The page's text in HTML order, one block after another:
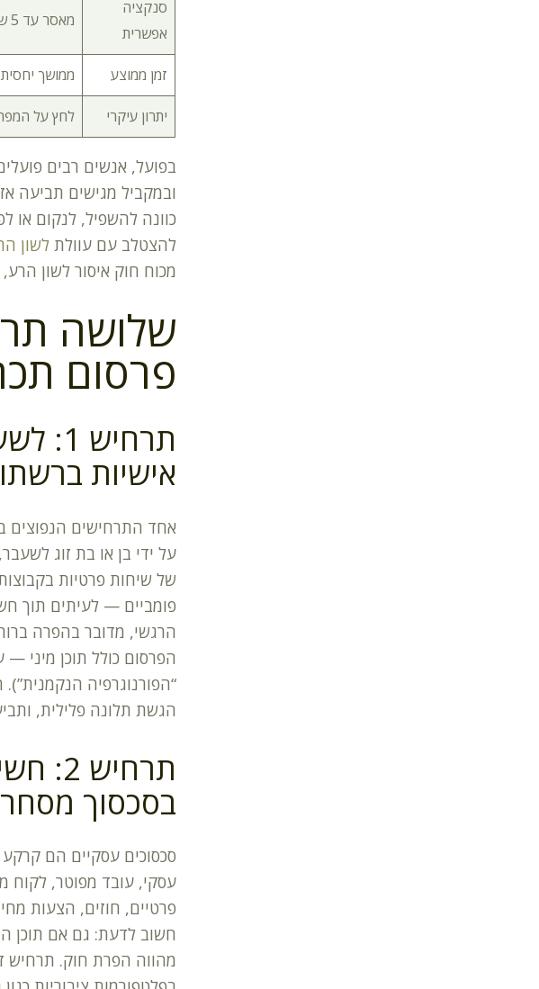
סנקציה
אפשרית
מאסר עד 5 שנים, קנס
זמן ממוצע ממושך יחסית
יתרון עיקרי לחץ על
בפועל, אנשים רבים
ובמקביל מגישים תביעה
כוונה להשפיל, לנקום או
להצטלב עם עוולתלשון
מכוח חוק איסור לשון הרע,
שלושה
פרסום
אישיות
אחד התרחישים הנפוצים
על ידי בן או בת זוג
של שיחות פרטיות
פומביים — לעיתים תוך
הרגשי, מדובר בהפרה
הפרסום כולל תוכן מיני
“הפורנוגרפיה
הגשת תלונה פלילית,
בסכסוך
סכסוכים עסקיים הם
עסקי, עובד מפוטר, לקוח
פרטיים, חוזים, הצעות
חשוב לדעת: גם אם תוכן
מהווה הפרת חוק. תרחיש